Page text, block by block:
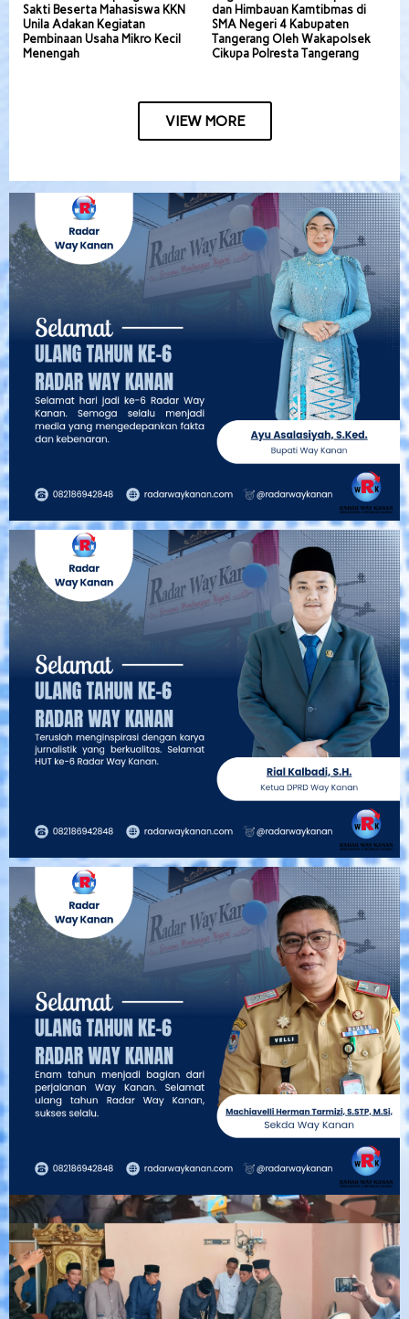
Sakti Beserta Mahasiswa KKN
Unila Adakan Kegiatan
Pembinaan Usaha Mikro Kecil
Menengah
dan Himbauan Kamtibmas di
SMA Negeri 4 Kabupaten
Tangerang Oleh Wakapolsek
Cikupa Polresta Tangerang
VIEW MORE